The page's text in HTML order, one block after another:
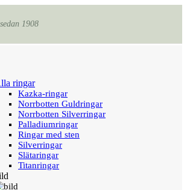
1908
ringar
Kazka-ringar
Norrbotten Guldringar
Norrbotten Silverringar
Palladiumringar
Ringar med sten
Silverringar
Slätaringar
Titanringar